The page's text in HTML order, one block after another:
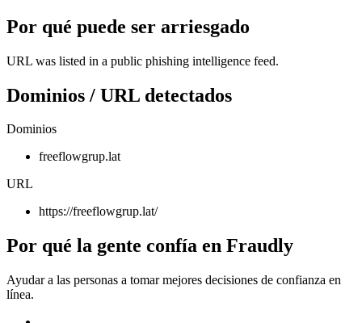
Por qué puede ser arriesgado
URL was listed in a public phishing intelligence feed.
Dominios / URL detectados
Dominios
freeflowgrup.lat
URL
https://freeflowgrup.lat/
Por qué la gente confía en Fraudly
Ayudar a las personas a tomar mejores decisiones de confianza en
línea.